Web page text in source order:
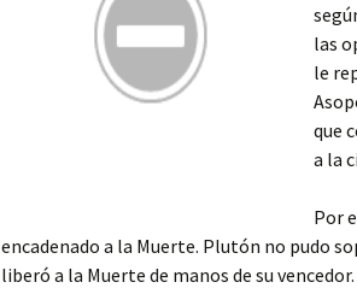
las
le
que
a la
Por
encadenado a la Muerte. Plutón no pudo
liberó a la Muerte de manos de su